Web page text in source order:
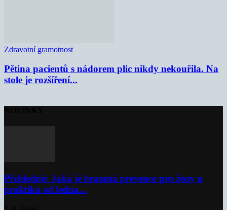
Zdravotní gramotnost
Pětina pacientů s nádorem plic nikdy nekouřila. Na
stole je rozšíření...
Přehledně: Jaká je hrazená prevence pro ženy u
praktika od ledna...